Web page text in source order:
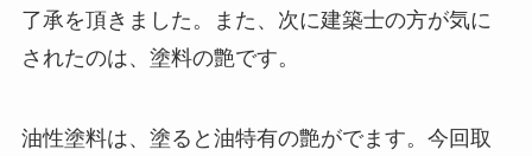
了承を頂きました。また、次に建築士の方が気に
されたのは、塗料の艶です。
油性塗料は、塗ると油特有の艶がでます。今回取